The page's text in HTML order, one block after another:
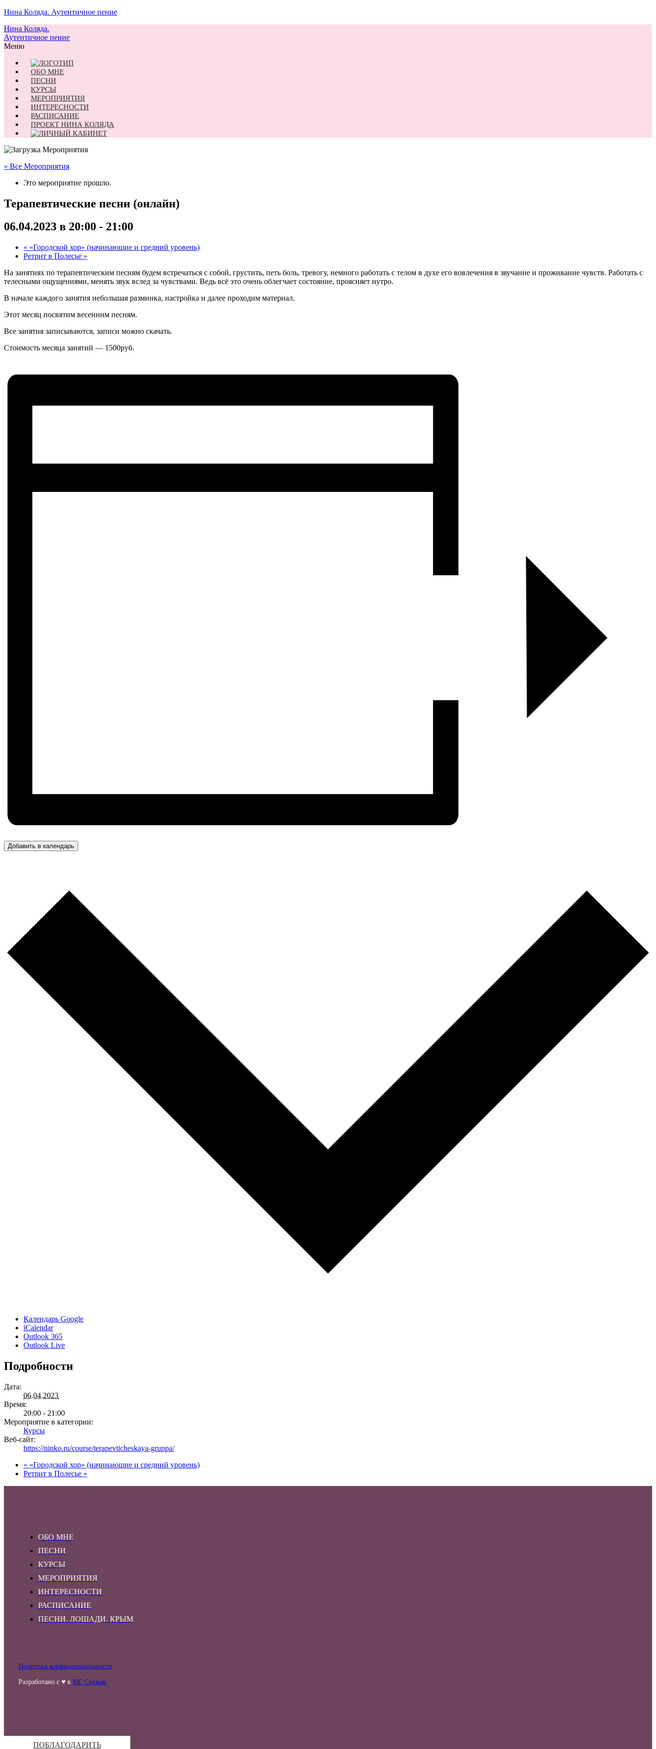
Нина Коляда. Аутентичное пение
Нина Коляда.
Аутентичное пение
Меню
ОБО МНЕ
ПЕСНИ
КУРСЫ
МЕРОПРИЯТИЯ
ИНТЕРЕСНОСТИ
РАСПИСАНИЕ
ПРОЕКТ НИНА КОЛЯДА
« Все Мероприятия
Это мероприятие прошло.
Терапевтические песни (онлайн)
06.04.2023 в 20:00 - 21:00
« «Городской хор» (начинающие и средний уровень)
Ретрит в Полесье »
На занятиях по терапевтическим песням будем встречаться с собой, грустить, петь боль, тревогу, немного работать с телом в духе его вовлечения в звучание и проживание чувств. Работать с
телесными ощущениями, менять звук вслед за чувствами. Ведь всё это очень облегчает состояние, проясняет нутро.
В начале каждого занятия небольшая разминка, настройка и далее проходим материал.
Этот месяц посвятим весенним песням.
Все занятия записываются, записи можно скачать.
Стоимость месяца занятий — 1500руб.
Добавить в календарь
Календарь Google
iCalendar
Outlook 365
Outlook Live
Подробности
Дата:
06.04.2023
Время:
20:00 - 21:00
Мероприятие в категории:
Курсы
Веб-сайт:
https://ninko.ru/course/terapevticheskaya-gruppa/
« «Городской хор» (начинающие и средний уровень)
Ретрит в Полесье »
ОБО МНЕ
ПЕСНИ
КУРСЫ
МЕРОПРИЯТИЯ
ИНТЕРЕСНОСТИ
РАСПИСАНИЕ
ПЕСНИ. ЛОШАДИ. КРЫМ
Политика конфиденциальности
Разработано с ♥ в МГ Свежак
ПОБЛАГОДАРИТЬ